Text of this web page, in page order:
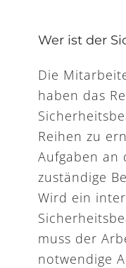
Wer ist der
Die
haben das
Reihen zu
Aufgaben
zuständige
Wird ein
muss der
notwendige